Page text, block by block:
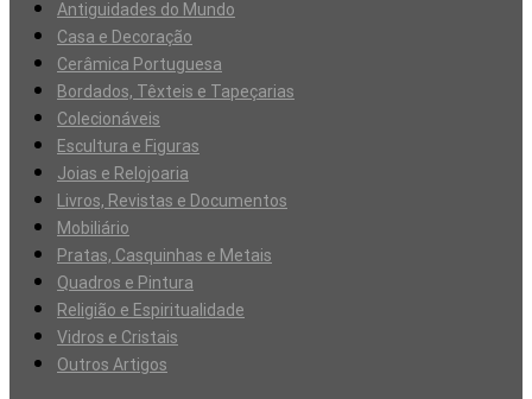
Antiguidades do Mundo
Casa e Decoração
Cerâmica Portuguesa
Bordados, Têxteis e Tapeçarias
Colecionáveis
Escultura e Figuras
Joias e Relojoaria
Livros, Revistas e Documentos
Mobiliário
Pratas, Casquinhas e Metais
Quadros e Pintura
Religião e Espiritualidade
Vidros e Cristais
Outros Artigos